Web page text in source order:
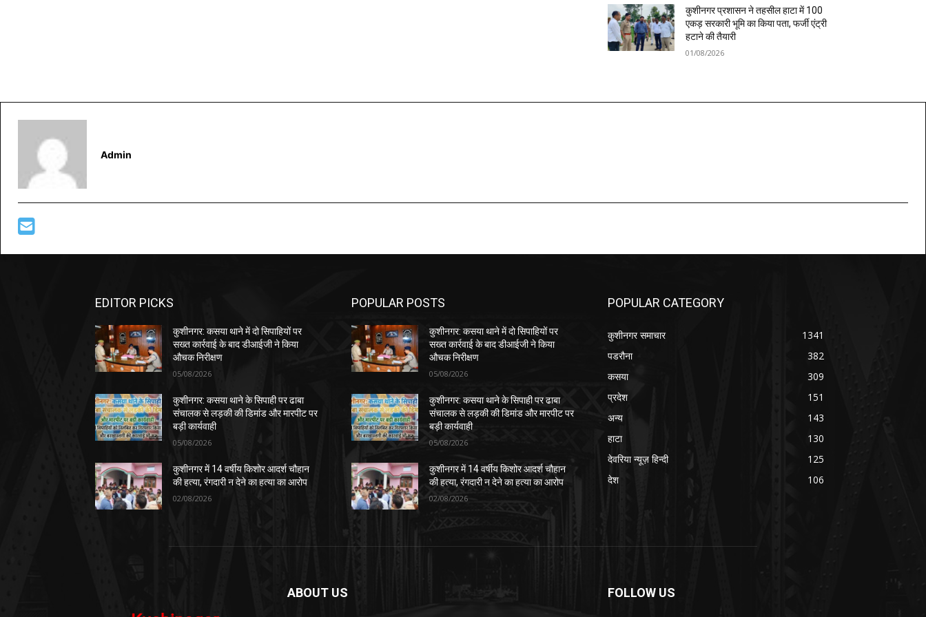
कुशीनगर प्रशासन ने तहसील हाटा में 100
एकड़ सरकारी भूमि का किया पता, फर्जी एंट्री
हटाने की तैयारी
01/08/2026
Admin
EDITOR PICKS
कुशीनगर: कसया थाने में दो सिपाहियों पर
सख्त कार्रवाई के बाद डीआईजी ने किया
औचक निरीक्षण
05/08/2026
कुशीनगर: कसया थाने के सिपाही पर ढाबा
संचालक से लड़की की डिमांड और मारपीट पर
बड़ी कार्यवाही
05/08/2026
कुशीनगर में 14 वर्षीय किशोर आदर्श चौहान
की हत्या, रंगदारी न देने का हत्या का आरोप
02/08/2026
POPULAR POSTS
कुशीनगर: कसया थाने में दो सिपाहियों पर
सख्त कार्रवाई के बाद डीआईजी ने किया
औचक निरीक्षण
05/08/2026
कुशीनगर: कसया थाने के सिपाही पर ढाबा
संचालक से लड़की की डिमांड और मारपीट पर
बड़ी कार्यवाही
05/08/2026
कुशीनगर में 14 वर्षीय किशोर आदर्श चौहान
की हत्या, रंगदारी न देने का हत्या का आरोप
02/08/2026
POPULAR CATEGORY
कुशीनगर समाचार
1341
पडरौना
382
कसया
309
प्रदेश
151
अन्य
143
हाटा
130
देवरिया न्यूज़ हिन्दी
125
देश
106
ABOUT US FOLLOW US